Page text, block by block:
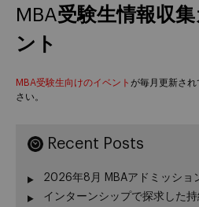
MBA受験生情報収
ント
MBA受験生向けのイベント が毎月更新さ
さい。
Recent Posts
2026年8月 MBAアドミッショ
インターンシップで探求した